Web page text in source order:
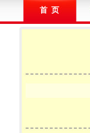
首 页